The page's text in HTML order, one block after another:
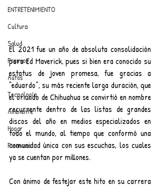
ENTRETENIMIENTO
Cultura
Salud
Premios
Autos
Tecnología
Ambiente
Hogar
Finanzas
El 2021 fue un año de absoluta consolidación
para Ed Maverick, pues si bien era conocido su
estatus de joven promesa, fue gracias a
“eduardo”, su más reciente larga duración, que
el oriundo de Chihuahua se convirtió en nombre
recurrente dentro de las listas de grandes
discos del año en medios especializados en
todo el mundo, al tiempo que conformó una
comunidad única con sus escuchas, los cuales
ya se cuentan por millones.
Con ánimo de festejar este hito en su carrera